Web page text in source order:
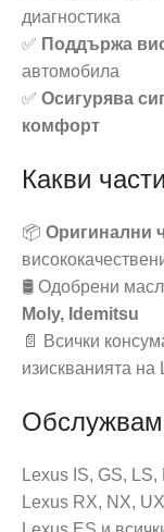
диагностика
✅ Поддържа
автомобила
✅ Осигурява
комфорт
Какви
📦 Оригинални
🛢️ Одобрени
Moly, Idemitsu
📄 Всички
изискванията на
Lexus IS, GS, LS,
Lexus RX, NX,